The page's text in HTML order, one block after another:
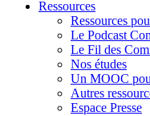
Ressources
Ressources
Le Podcast
Le Fil des
Nos études
Un MOOC
Autres
Espace Presse